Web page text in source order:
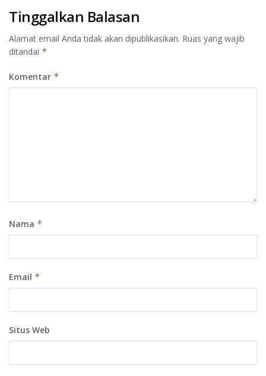
Tinggalkan Balasan
Alamat email Anda tidak akan dipublikasikan. Ruas yang wajib
ditandai *
Komentar *
Nama *
Email *
Situs Web